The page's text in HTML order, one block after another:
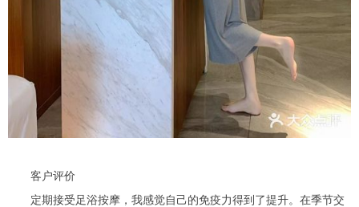
客户评价
定期接受足浴按摩，我感觉自己的免疫力得到了提升。在季节交